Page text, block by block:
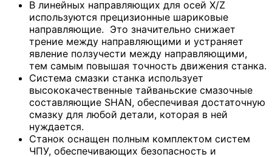
В линейных направляющих для осей X/Z
используются прецизионные шариковые
направляющие. Это значительно снижает
трение между направляющими и устраняет
явление ползучести между направляющими,
тем самым повышая точность движения станка.
Система смазки станка использует
высококачественные тайваньские смазочные
составляющие SHAN, обеспечивая достаточную
смазку для любой детали, которая в ней
нуждается.
Станок оснащен полным комплектом систем
ЧПУ, обеспечивающих безопасность и